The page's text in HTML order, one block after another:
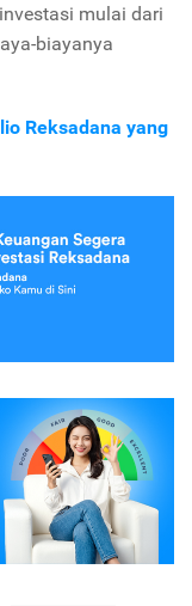
mulai dari
biayanya
Reksadana yang